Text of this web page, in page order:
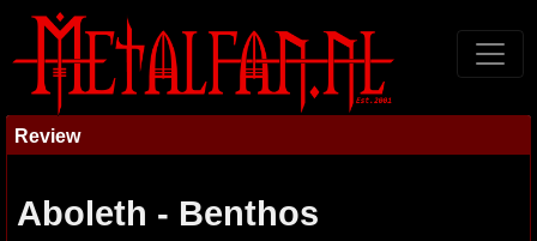
Review
Aboleth - Benthos